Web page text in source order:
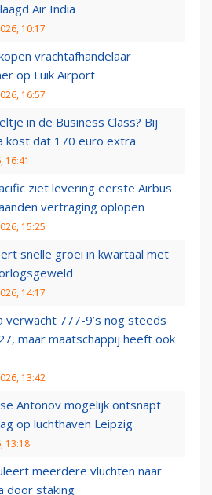
Air India
10:17
vrachtafhandelaar
op Luik Airport
16:57
in de Business Class? Bij
kost dat 170 euro extra
16:41
ziet levering eerste Airbus
vertraging oplopen
15:25
snelle groei in kwartaal met
14:17
verwacht 777-9’s nog steeds
maar maatschappij heeft ook
13:42
Antonov mogelijk ontsnapt
op luchthaven Leipzig
13:18
meerdere vluchten naar
door staking